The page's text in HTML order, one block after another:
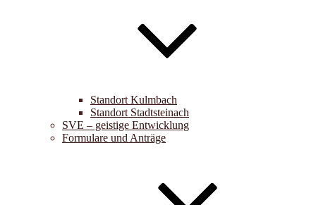
Standort Kulmbach
Standort Stadtsteinach
SVE – geistige Entwicklung
Formulare und Anträge